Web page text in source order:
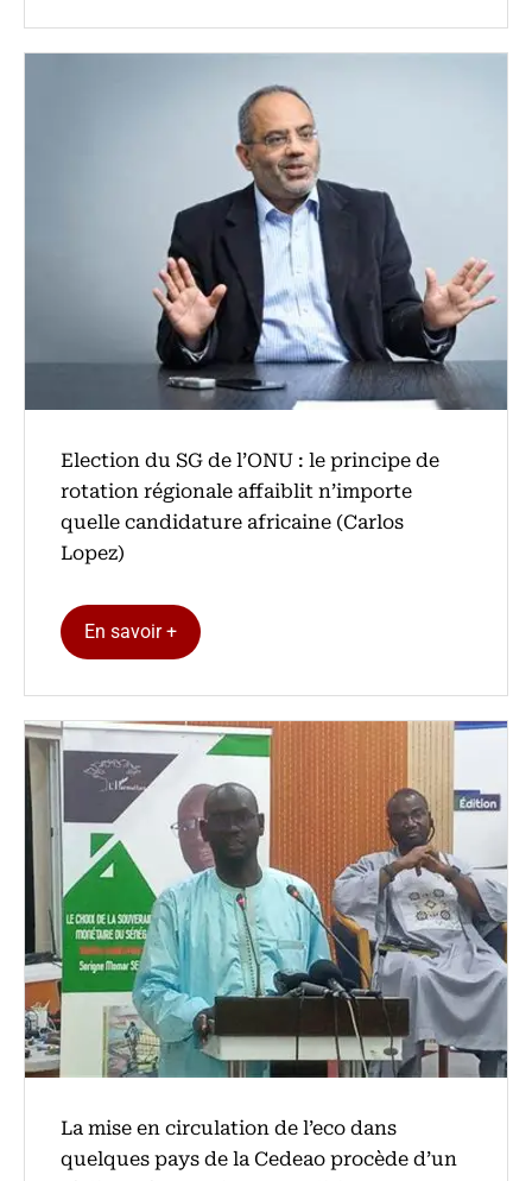
Election du SG de l’ONU : le principe de
rotation régionale affaiblit n’importe
quelle candidature africaine (Carlos
Lopez)
En savoir +
La mise en circulation de l’eco dans
quelques pays de la Cedeao procède d’un